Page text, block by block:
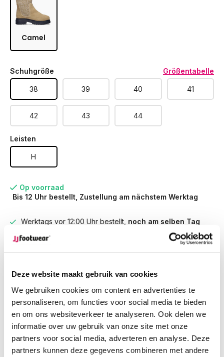
Deze website maakt gebruik van cookies
We gebruiken cookies om content en advertenties te
personaliseren, om functies voor social media te bieden
en om ons websiteverkeer te analyseren. Ook delen we
informatie over uw gebruik van onze site met onze
partners voor social media, adverteren en analyse. Deze
partners kunnen deze gegevens combineren met andere
Camel
Schuhgröße Größentabelle
38 39 40 41
42 43 44
Leisten
H
Op voorraad
Bis 12 Uhr bestellt, Zustellung am nächstem Werktag
Werktags vor 12:00 Uhr bestellt, noch am selben Tag
Kostenlose Rücksendung
deiner Bestellung
Beschreibung
Wooler - Camel